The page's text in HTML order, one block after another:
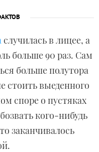
случилась в лицее, а
больше 90 раз. Сам
больше полутора
стоить выеденного
споре о пустяках
кого-нибудь
заканчивалось